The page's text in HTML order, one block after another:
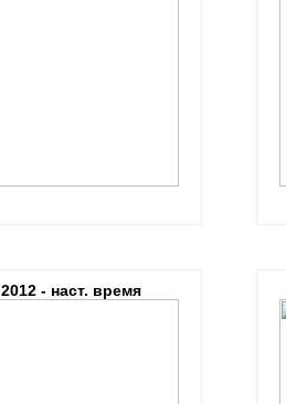
2012 - наст. время